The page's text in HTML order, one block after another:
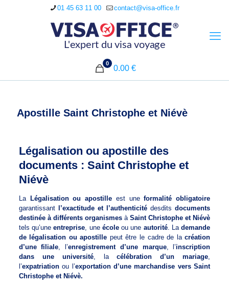
01 45 63 11 00 contact@visa-office.fr
0
0.00 €
Apostille Saint Christophe et Niévè
Légalisation ou apostille des
documents : Saint Christophe et
Niévè
La Légalisation ou apostille est uneformalité obligatoire
garantissant
l’exactitude et l’authenticité desditsdocuments
destinée à différents organismesàSaint Christophe et Niévè
tels qu’uneentreprise , une écoleou une autorité. Lademande
de légalisation ou apostille peut être le cadre de lacréation
d’une filiale , l’enregistrement d’une marque, l’inscription
dans une université, lacélébration d’un mariage
l’expatriationou l’exportation d’une marchandise vers Saint
Christophe et Niévè.